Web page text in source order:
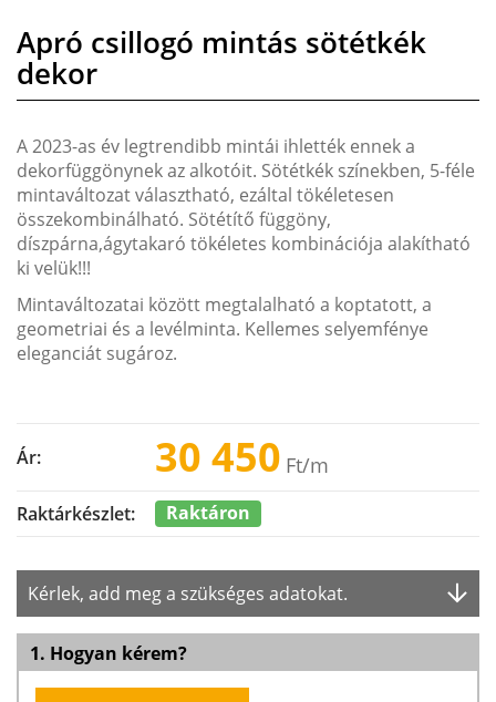
Apró csillogó mintás sötétkék
dekor
A 2023-as év legtrendibb mintái ihlették ennek a
dekorfüggönynek az alkotóit. Sötétkék színekben, 5-féle
mintaváltozat választható, ezáltal tökéletesen
összekombinálható. Sötétítő függöny,
díszpárna,ágytakaró tökéletes kombinációja alakítható
ki velük!!!
Mintaváltozatai között megtalalható a koptatott, a
geometriai és a levélminta. Kellemes selyemfénye
eleganciát sugároz.
Ár: 30 450 Ft/m
Raktárkészlet: Raktáron
Kérlek, add meg a szükséges adatokat.
1. Hogyan kérem?